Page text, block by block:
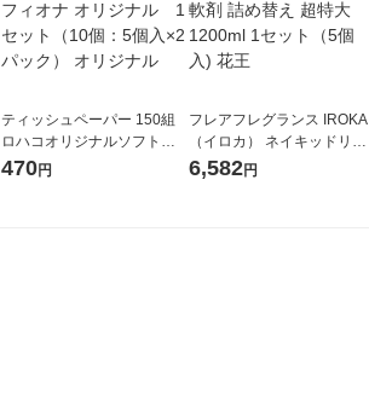
ティッシュペーパー 150組
ロハコオリジナルソフトパ
ックティッシュ フィオナ オ
470円
フレアフレグランス IROKA
（イロカ） ネイキッドリリ
ーの香り 柔軟剤 詰め替え 超
6,582円